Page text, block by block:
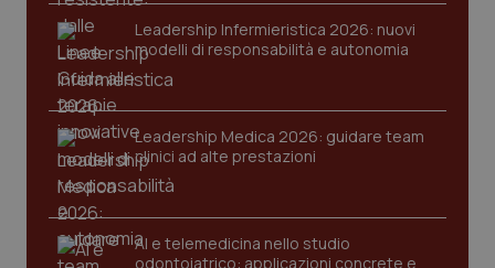
Leadership Infermieristica 2026: nuovi
modelli di responsabilità e autonomia
Leadership Medica 2026: guidare team
clinici ad alte prestazioni
AI e telemedicina nello studio
odontoiatrico: applicazioni concrete e
CookieScriptConsent
www.quotidianosanita.it